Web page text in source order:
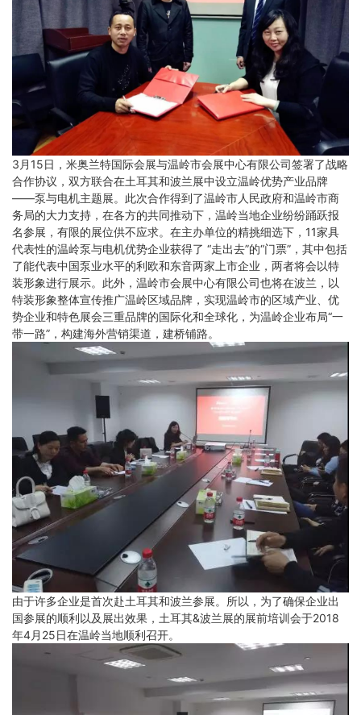
3月15日，米奥兰特国际会展与温岭市会展中心有限公司签署了战略
合作协议，双方联合在土耳其和波兰展中设立温岭优势产业品牌
——泵与电机主题展。此次合作得到了温岭市人民政府和温岭市商
务局的大力支持，在各方的共同推动下，温岭当地企业纷纷踊跃报
名参展，有限的展位供不应求。在主办单位的精挑细选下，11家具
代表性的温岭泵与电机优势企业获得了 “走出去”的“门票”，其中包括
了能代表中国泵业水平的利欧和东音两家上市企业，两者将会以特
装形象进行展示。此外，温岭市会展中心有限公司也将在波兰，以
特装形象整体宣传推广温岭区域品牌，实现温岭市的区域产业、优
势企业和特色展会三重品牌的国际化和全球化，为温岭企业布局“一
带一路”，构建海外营销渠道，建桥铺路。
由于许多企业是首次赴土耳其和波兰参展。所以，为了确保企业出
国参展的顺利以及展出效果，土耳其&波兰展的展前培训会于2018
年4月25日在温岭当地顺利召开。